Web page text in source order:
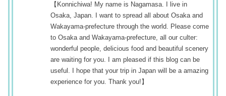
【Konnichiwa! My name is Nagamasa. I live in
Osaka, Japan. I want to spread all about Osaka and
Wakayama-prefecture through the world. Please come
to Osaka and Wakayama-prefecture, all our culter:
wonderful people, delicious food and beautiful scenery
are waiting for you. I am pleased if this blog can be
useful. I hope that your trip in Japan will be a amazing
experience for you. Thank you!】